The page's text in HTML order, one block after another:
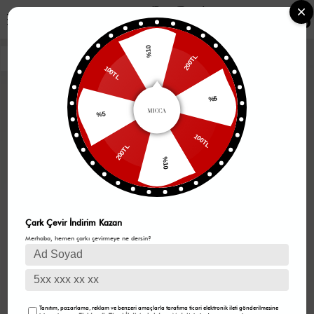
0
%10 200TL
%5
100TL
%10
200TL
%5
100TL
Çark Çevir İndirim Kazan
Merhaba, hemen çarkı çevirmeye ne dersin?
Tanıtım, pazarlama, reklam ve benzeri amaçlarla tarafıma ticari elektronik ileti gönderilmesine